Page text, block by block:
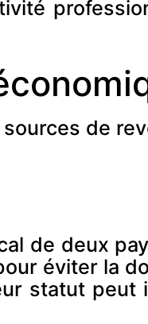
de
de deux
éviter la
statut